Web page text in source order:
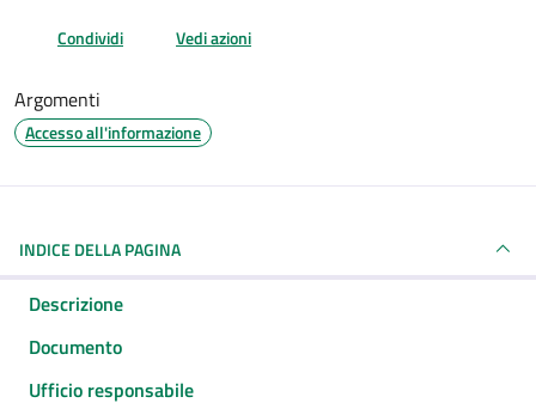
Condividi Vedi azioni
Argomenti
Accesso all'informazione
INDICE DELLA PAGINA
Descrizione
Documento
Ufficio responsabile